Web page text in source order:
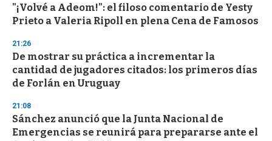
"¡Volvé a Adeom!": el filoso comentario de Yesty
Prieto a Valeria Ripoll en plena Cena de Famosos
21:26
De mostrar su práctica a incrementar la
cantidad de jugadores citados: los primeros días
de Forlán en Uruguay
21:08
Sánchez anunció que la Junta Nacional de
Emergencias se reunirá para prepararse ante el